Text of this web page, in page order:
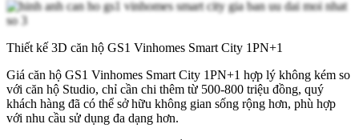
Thiết kế 3D căn hộ GS1 Vinhomes Smart City 1PN+1
Giá căn hộ GS1 Vinhomes Smart City 1PN+1 hợp lý không kém so
với căn hộ Studio, chỉ cần chi thêm từ 500-800 triệu đồng, quý
khách hàng đã có thể sở hữu không gian sống rộng hơn, phù hợp
với nhu cầu sử dụng đa dạng hơn.